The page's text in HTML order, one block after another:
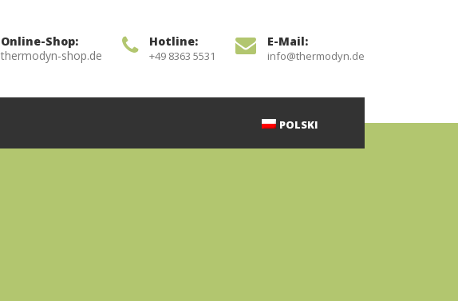
E-Mail:
info@thermodyn.de
Hotline:
+49 8363 5531
Online-Shop:
thermodyn-shop.de
POLSKI